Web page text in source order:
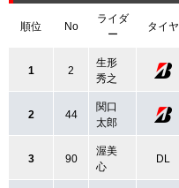
順位 No
ライダ
ー
タイヤ
1 2
生形
秀之
2 44
関口
太郎
3 90
渥美
心
DL